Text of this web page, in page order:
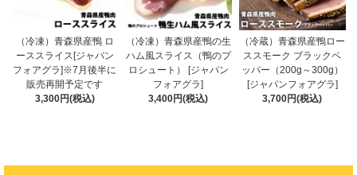
（冷凍）青森県産鴨 ロ
ーススライス[ジャパン
フォアグラ]※7月後半に
販売再開予定です
3,300円(税込)
（冷凍）青森県産鴨の生
ハム風スライス（鴨のプ
ロシュート） [ジャパン
フォアグラ]
3,400円(税込)
（冷蔵）青森県産鴨ロー
ススモーク ブラックペ
ッパー（200g～300g）
[ジャパンフォアグラ]
3,700円(税込)